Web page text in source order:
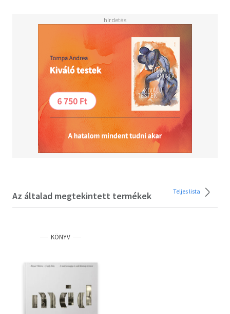
Az általad megtekintett termékek Teljes lista
KÖNYV